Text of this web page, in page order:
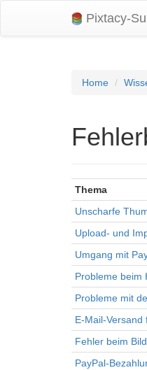
Pixtacy-
Home
Thema
Unscharfe
Upload- und
Umgang mit
Probleme beim
Probleme mit
E-Mail-Versand
Fehler beim
PayPal-